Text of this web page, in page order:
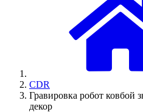
CDR
Гравировка робот ковбой
декор